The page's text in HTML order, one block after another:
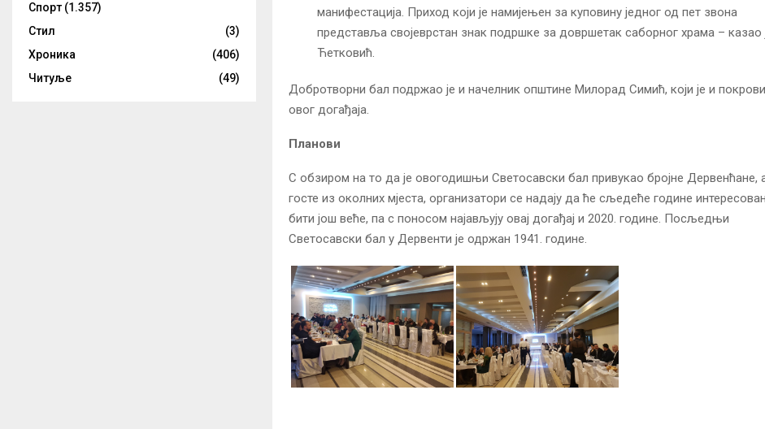
манифестација. Приход који је намијењен за куповину једног од пет звона
представља својеврстан знак подршке за довршетак саборног храма – казао
Ћетковић.
Добротворни бал подржао је и начелник општине Милорад Симић, који је и
овог догађаја.
Планови
С обзиром на то да је овогодишњи Светосавски бал привукао бројне Дервенћане,
госте из околних мјеста, организатори се надају да ће сљедеће године
бити још веће, па с поносом најављују овај догађај и 2020. године. Посљедњи
Светосавски бал у Дервенти је одржан 1941. године.
Спорт (1.357)
Стил
(3)
Хроника
(406)
Читуље
(49)